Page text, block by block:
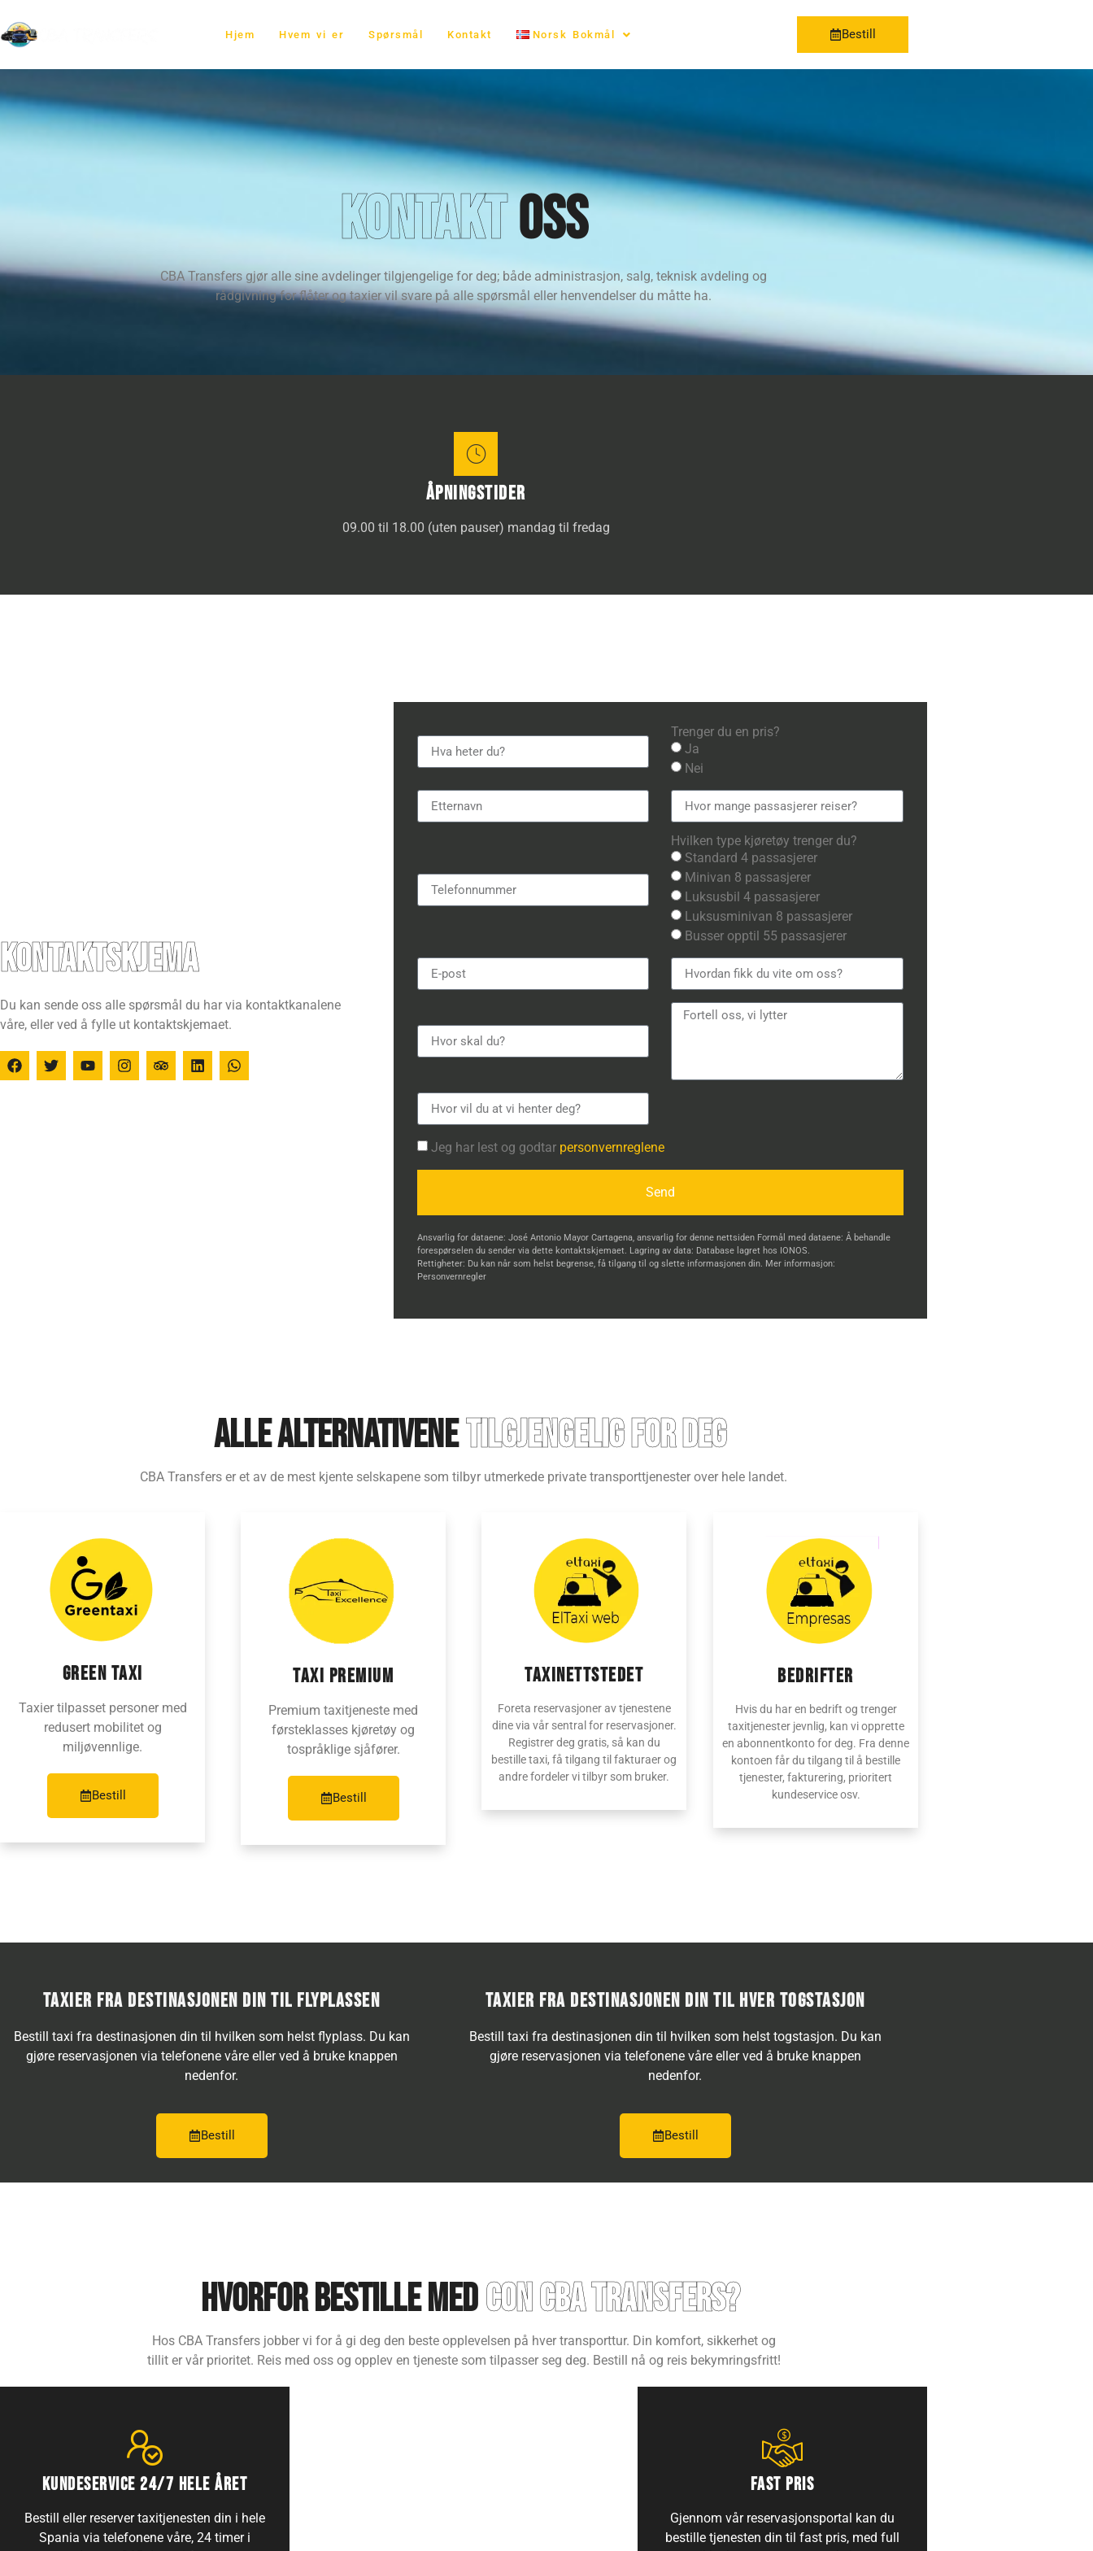
Hjem Hvem vi er Spørsmål Kontakt Norsk Bokmål Bestill
Kontaktoss
CBA Transfers gjør alle sine avdelinger tilgjengelige for deg; både administrasjon, salg, teknisk avdeling og
rådgivning for flåter og taxier vil svare på alle spørsmål eller henvendelser du måtte ha.
Åpningstider
09.00 til 18.00 (uten pauser) mandag til fredag
Kontaktskjema
Du kan sende oss alle spørsmål du har via kontaktkanalene
våre, eller ved å fylle ut kontaktskjemaet.
Trenger du en pris?
Ja
Nei
Hvilken type kjøretøy trenger du?
Standard 4 passasjerer
Minivan 8 passasjerer
Luksusbil 4 passasjerer
Luksusminivan 8 passasjerer
Busser opptil 55 passasjerer
Jeg har lest og godtar personvernreglene
Send
Ansvarlig for dataene: José Antonio Mayor Cartagena, ansvarlig for denne nettsiden Formål med dataene: Å behandle
forespørselen du sender via dette kontaktskjemaet. Lagring av data: Database lagret hos IONOS.
Rettigheter: Du kan når som helst begrense, få tilgang til og slette informasjonen din. Mer informasjon:
Personvernregler
Alle alternativenetilgjengelig for deg
CBA Transfers er et av de mest kjente selskapene som tilbyr utmerkede private transporttjenester over hele landet.
GREEN TAXI
Taxier tilpasset personer med
redusert mobilitet og
miljøvennlige.
Bestill
TAXI PREMIUM
Premium taxitjeneste med
førsteklasses kjøretøy og
tospråklige sjåfører.
Bestill
taxinettstedet
Foreta reservasjoner av tjenestene
dine via vår sentral for reservasjoner.
Registrer deg gratis, så kan du
bestille taxi, få tilgang til fakturaer og
andre fordeler vi tilbyr som bruker.
Bedrifter
Hvis du har en bedrift og trenger
taxitjenester jevnlig, kan vi opprette
en abonnentkonto for deg. Fra denne
kontoen får du tilgang til å bestille
tjenester, fakturering, prioritert
kundeservice osv.
TAXIER FRA DESTINASJONEN DIN TIL FLYPLASSEN
Bestill taxi fra destinasjonen din til hvilken som helst flyplass. Du kan
gjøre reservasjonen via telefonene våre eller ved å bruke knappen
nedenfor.
Bestill
TAXIER FRA DESTINASJONEN DIN TIL HVER TOGSTASJON
Bestill taxi fra destinasjonen din til hvilken som helst togstasjon. Du kan
gjøre reservasjonen via telefonene våre eller ved å bruke knappen
nedenfor.
Bestill
Hvorfor bestille med con cba transfers?
Hos CBA Transfers jobber vi for å gi deg den beste opplevelsen på hver transporttur. Din komfort, sikkerhet og
tillit er vår prioritet. Reis med oss og opplev en tjeneste som tilpasser seg deg. Bestill nå og reis bekymringsfritt!
KUNDESERVICE 24/7 HELE ÅRET
Bestill eller reserver taxitjenesten din i hele
Spania via telefonene våre, 24 timer i
FAST PRIS
Gjennom vår reservasjonsportal kan du
bestille tjenesten din til fast pris, med full